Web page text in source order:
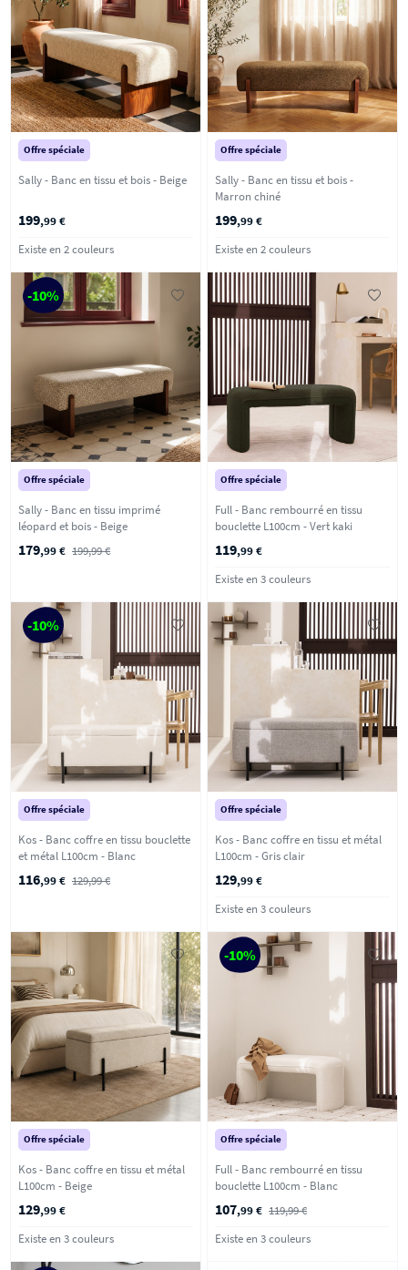
Offre spéciale
Sally - Banc en tissu et bois - Beige
199,99 €
Existe en 2 couleurs
Offre spéciale
Sally - Banc en tissu et bois -
Marron chiné
199,99 €
Existe en 2 couleurs
-10%
Offre spéciale
Sally - Banc en tissu imprimé
léopard et bois - Beige
179,99 € 199,99 €
Offre spéciale
Full - Banc rembourré en tissu
bouclette L100cm - Vert kaki
119,99 €
Existe en 3 couleurs
-10%
Offre spéciale
Kos - Banc coffre en tissu bouclette
et métal L100cm - Blanc
116,99 € 129,99 €
Offre spéciale
Kos - Banc coffre en tissu et métal
L100cm - Gris clair
129,99 €
Existe en 3 couleurs
Offre spéciale
Kos - Banc coffre en tissu et métal
L100cm - Beige
129,99 €
Existe en 3 couleurs
-10%
Offre spéciale
Full - Banc rembourré en tissu
bouclette L100cm - Blanc
107,99 € 119,99 €
Existe en 3 couleurs